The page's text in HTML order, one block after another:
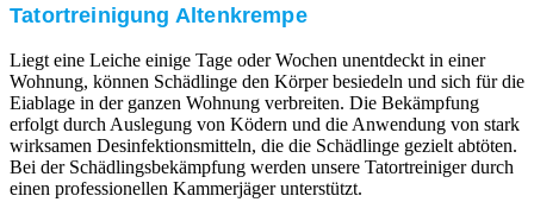
Tatortreinigung Altenkrempe
Liegt eine Leiche einige Tage oder Wochen unentdeckt in einer
Wohnung, können Schädlinge den Körper besiedeln und sich für die
Eiablage in der ganzen Wohnung verbreiten. Die Bekämpfung
erfolgt durch Auslegung von Ködern und die Anwendung von stark
wirksamen Desinfektionsmitteln, die die Schädlinge gezielt abtöten.
Bei der Schädlingsbekämpfung werden unsere Tatortreiniger durch
einen professionellen Kammerjäger unterstützt.